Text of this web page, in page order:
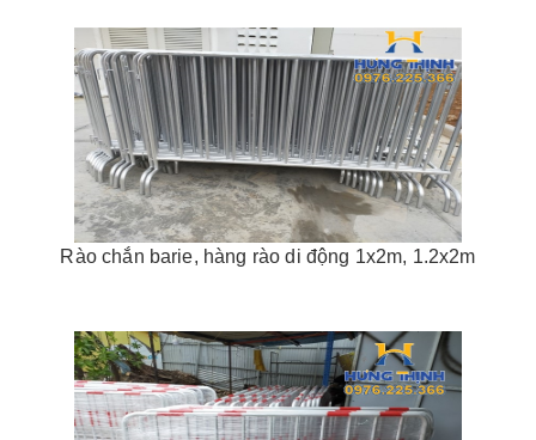
Rào chắn barie, hàng rào di động 1x2m, 1.2x2m